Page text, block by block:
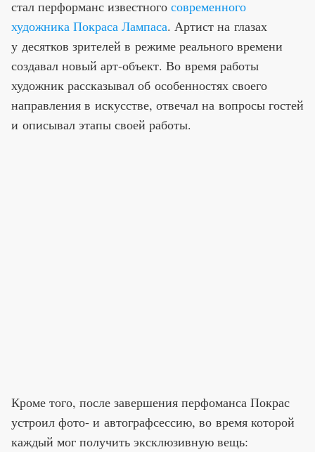
стал перформанс известного современного
художника Покраса Лампаса. Артист на глазах
у десятков зрителей в режиме реального времени
создавал новый арт-объект. Во время работы
художник рассказывал об особенностях своего
направления в искусстве, отвечал на вопросы гостей
и описывал этапы своей работы.
Кроме того, после завершения перфоманса Покрас
устроил фото- и автографсессию, во время которой
каждый мог получить эксклюзивную вещь: